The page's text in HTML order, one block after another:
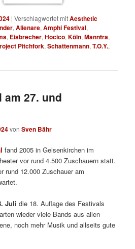
|Verschlagwortet mitAesthetic
,Alienare,Amphi Festival,
, Eisbrecher,Hocico,Köln,Manntra,
Pitchfork,Schattenmann,T.O.Y.,
27. und
vonSven Bähr
fand 2005 in Gelsenkirchen im
vor rund 4.500 Zuschauern statt.
rund 12.000 Zuschauer am
Juli die 18. Auflage des Festivals
wieder viele Bands aus allen
noch mehr Musik und allseits gute